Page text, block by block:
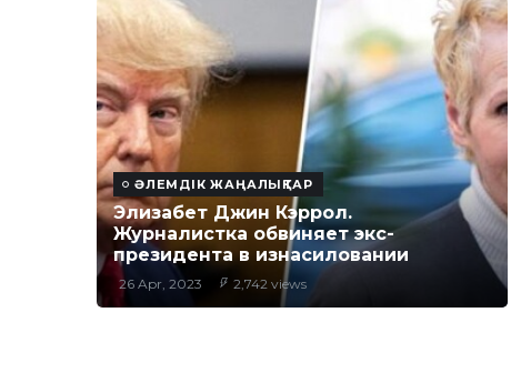
ӘЛЕМДІК ЖАҢАЛЫҚТАР
Элизабет Джин Кэррол.
Журналистка обвиняет экс-
президента в изнасиловании
26 Apr, 2023 2,742 views